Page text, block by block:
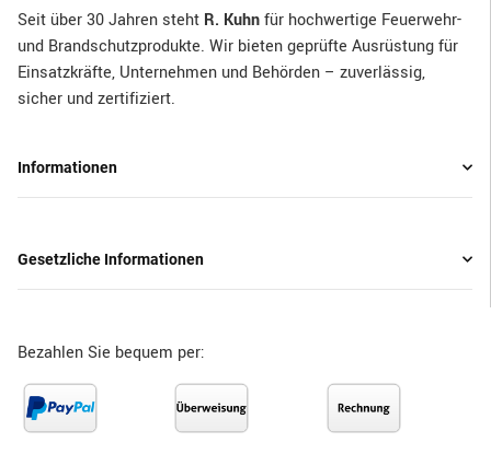
Seit über 30 Jahren steht R. Kuhnfür hochwertige Feuerwehr-
und Brandschutzprodukte. Wir bieten geprüfte Ausrüstung für
Einsatzkräfte, Unternehmen und Behörden – zuverlässig,
sicher und zertifiziert.
Informationen
Gesetzliche Informationen
Bezahlen Sie bequem per: